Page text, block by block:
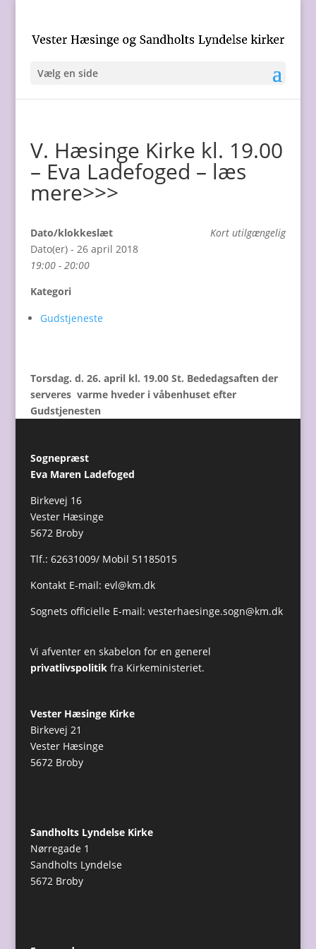
Vælg en side
V. Hæsinge Kirke kl. 19.00
– Eva Ladefoged – læs
mere>>>
Kort utilgængelig
Dato/klokkeslæt
Dato(er) - 26 april 2018
19:00 - 20:00
Kategori
Gudstjeneste
Torsdag. d. 26. april kl. 19.00 St. Bededagsaften der
serveres varme hveder i våbenhuset efter
Gudstjenesten
Sognepræst
Eva Maren Ladefoged
Birkevej 16
Vester Hæsinge
5672 Broby
Tlf.: 62631009/ Mobil 51185015
Kontakt E-mail: evl@km.dk
Sognets officielle E-mail: vesterhaesinge.sogn@km.dk
Vi afventer en skabelon for en generel
privatlivspolitikfra Kirkeministeriet.
Vester Hæsinge Kirke
Birkevej 21
Vester Hæsinge
5672 Broby
Sandholts Lyndelse Kirke
Nørregade 1
Sandholts Lyndelse
5672 Broby